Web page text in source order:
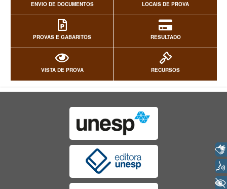
ENVIO DE DOCUMENTOS LOCAIS DE PROVA
PROVAS E GABARITOS RESULTADO
VISTA DE PROVA RECURSOS
+ Acessibilidade